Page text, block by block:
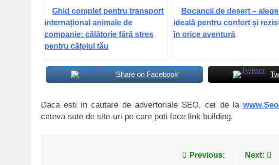
Ghid complet pentru transport
internațional animale de
companie: călătorie fără stres
pentru cățelul tău
Bocancii de deșert –
ideală pentru confort și
în orice aventură
Share on Facebook
Daca esti in cautare de advertoriale SEO, cei de la
cateva sute de site-uri pe care poti face link building.
Previous: Next: